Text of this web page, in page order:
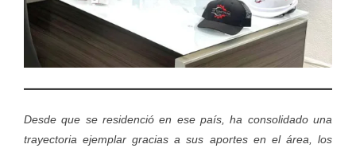
Desde que se residenció en ese país,ha consolidado una
trayectoria ejemplar gracias a sus aportes en el área, los